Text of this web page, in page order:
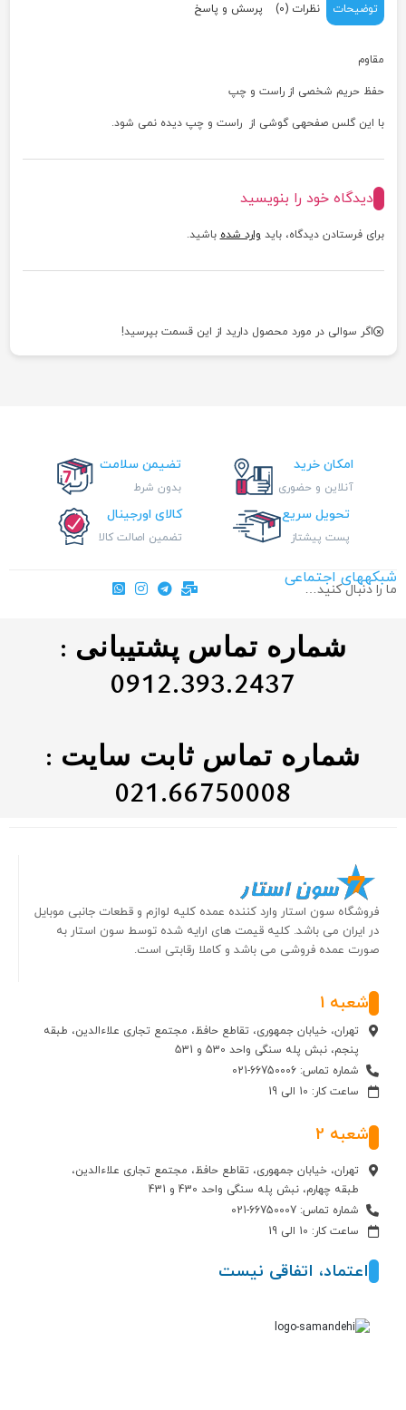
توضیحات نظرات (0) پرسش و پاسخ
مقاوم
حفظ حریم شخصی از راست و چپ
با این گلس صفحهی گوشی از راست و چپ دیده نمی شود.
دیدگاه خود را بنویسید
برای فرستادن دیدگاه، باید وارد شده باشید.
اگر سوالی در مورد محصول دارید از این قسمت بپرسید!
امکان خرید
آنلاین و حضوری
تضیمن سلامت
بدون شرط
تحویل سریع
پست پیشتاز
کالای اورجینال
تضمین اصالت کالا
شبکههای اجتماعی
ما را دنبال کنید…
شماره تماس پشتیبانی :
0912.393.2437
شماره تماس ثابت سایت :
021.66750008
فروشگاه سون استار وارد کننده عمده کلیه لوازم و قطعات جانبی موبایل
در ایران می باشد. کلیه قیمت های ارایه شده توسط سون استار به
صورت عمده فروشی می باشد و کاملا رقابتی است.
شعبه 1
تهران، خیابان جمهوری، تقاطع حافظ، مجتمع تجاری علاءالدین، طبقه
پنجم، نبش پله سنگی واحد 530 و 531
شماره تماس: 66750006-021
ساعت کار: 10 الی 19
شعبه 2
تهران، خیابان جمهوری، تقاطع حافظ، مجتمع تجاری علاءالدین،
طبقه چهارم، نبش پله سنگی واحد 430 و 431
شماره تماس: 66750007-021
ساعت کار: 10 الی 19
اعتماد، اتفاقی نیست